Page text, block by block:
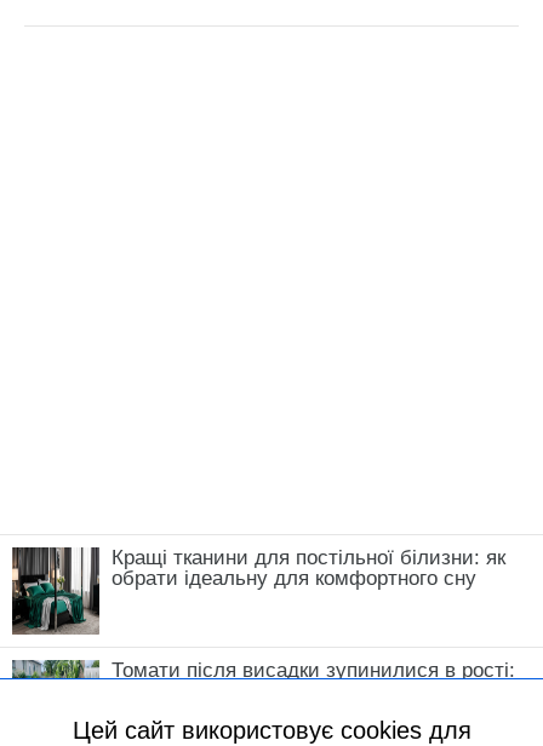
Кращі тканини для постільної білизни: як
обрати ідеальну для комфортного сну
Томати після висадки зупинилися в рості:
Цей сайт використовує cookies для